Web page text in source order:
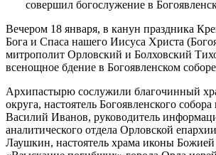
Вечером 18 января, в канун праздника
Бога и Спаса нашего Иисуса Христа
митрополит Орловский и Болховский
всенощное бдение в Богоявленском
Архипастырю сослужили благочинный
округа, настоятель Богоявленского
Василий Иванов, руководитель
аналитического отдела Орловской
Лаушкин, настоятель храма иконы